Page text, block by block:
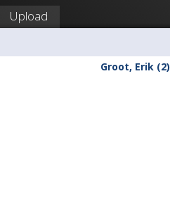
Upload
Groot, Erik (2)